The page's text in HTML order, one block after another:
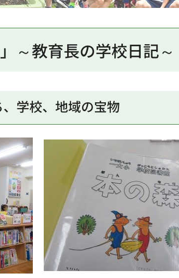
～教育長の学校日記～
、学校、地域の宝物